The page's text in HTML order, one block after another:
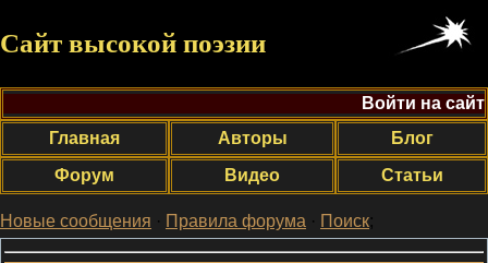
Сайт высокой поэзии
Войти на сайт
Главная
Авторы
Блог
Форум
Видео Статьи
Новые сообщения · Правила форума · Поиск;